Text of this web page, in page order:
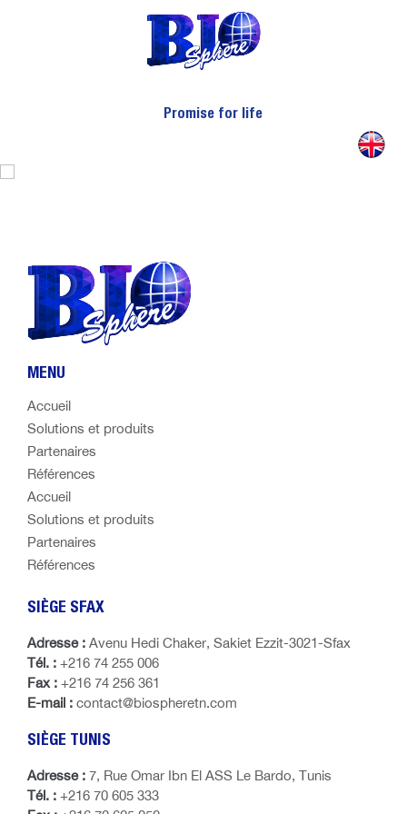
Promise for life
MENU
Accueil
Solutions et produits
Partenaires
Références
Accueil
Solutions et produits
Partenaires
Références
SIÈGE SFAX
Adresse : Avenu Hedi Chaker, Sakiet Ezzit-3021-Sfax
Tél. : +216 74 255 006
Fax : +216 74 256 361
E-mail : contact@biospheretn.com
SIÈGE TUNIS
Adresse : 7, Rue Omar Ibn El ASS Le Bardo, Tunis
Tél. : +216 70 605 333